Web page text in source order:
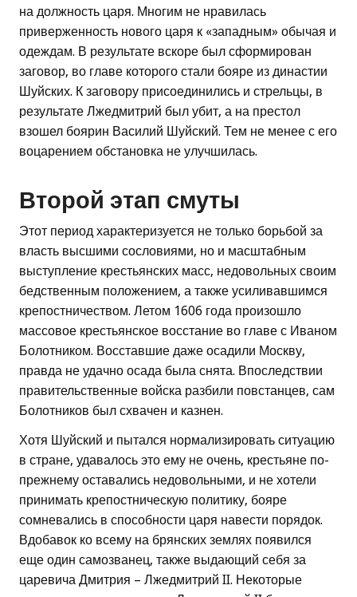
на должность царя. Многим не нравилась
приверженность нового царя к «западным» обычая и
одеждам. В результате вскоре был сформирован
заговор, во главе которого стали бояре из династии
Шуйских. К заговору присоединились и стрельцы, в
результате Лжедмитрий был убит, а на престол
взошел боярин Василий Шуйский. Тем не менее с его
воцарением обстановка не улучшилась.
Второй этап смуты
Этот период характеризуется не только борьбой за
власть высшими сословиями, но и масштабным
выступление крестьянских масс, недовольных своим
бедственным положением, а также усиливавшимся
крепостничеством. Летом 1606 года произошло
массовое крестьянское восстание во главе с Иваном
Болотником. Восставшие даже осадили Москву,
правда не удачно осада была снята. Впоследствии
правительственные войска разбили повстанцев, сам
Болотников был схвачен и казнен.
Хотя Шуйский и пытался нормализировать ситуацию
в стране, удавалось это ему не очень, крестьяне по-
прежнему оставались недовольными, и не хотели
принимать крепостническую политику, бояре
сомневались в способности царя навести порядок.
Вдобавок ко всему на брянских землях появился
еще один самозванец, также выдающий себя за
царевича Дмитрия – Лжедмитрий II. Некоторые